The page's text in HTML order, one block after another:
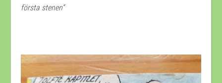
första stenen”